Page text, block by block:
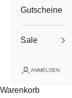
Gutscheine
Sale
ANMELDEN
Warenkorb